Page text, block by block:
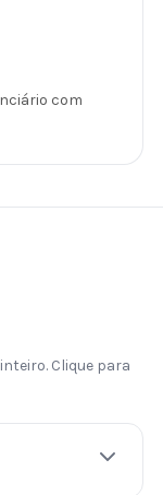
com
Clique para